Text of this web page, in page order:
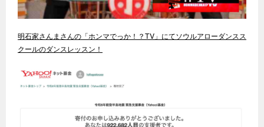
明石家さんまさんの「ホンマでっか！？TV」にてソウルアローダンスス
クールのダンスレッスン！